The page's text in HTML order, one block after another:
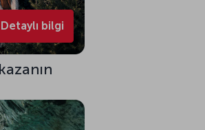
Detaylı bilgi